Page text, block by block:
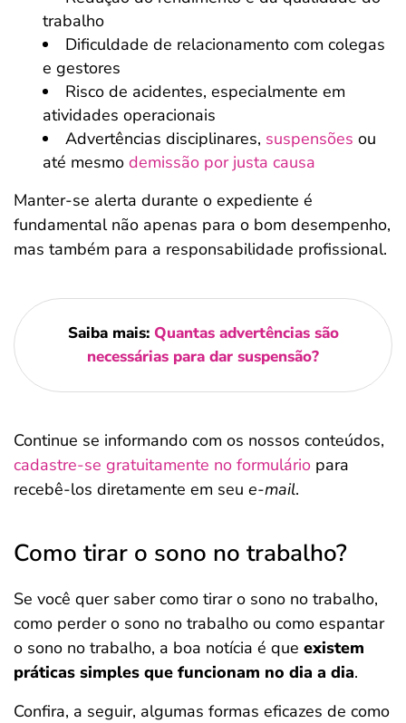
trabalho
Dificuldade de relacionamento com colegas
e gestores
Risco de acidentes, especialmente em
atividades operacionais
Advertências disciplinares, suspensões ou
até mesmo demissão por justa causa
Manter-se alerta durante o expediente é
fundamental não apenas para o bom desempenho,
mas também para a responsabilidade profissional.
Saiba mais: Quantas advertências são
necessárias para dar suspensão?
Continue se informando com os nossos conteúdos,
cadastre-se gratuitamente no formulário para
recebê-los diretamente em seu e-mail.
Como tirar o sono no trabalho?
Se você quer saber como tirar o sono no trabalho,
como perder o sono no trabalho ou como espantar
o sono no trabalho, a boa notícia é que existem
práticas simples que funcionam no dia a dia.
Confira, a seguir, algumas formas eficazes de como